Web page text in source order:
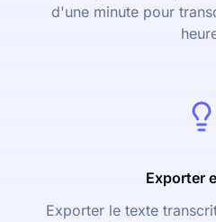
d'une minute pour
Exporter
Exporter le texte